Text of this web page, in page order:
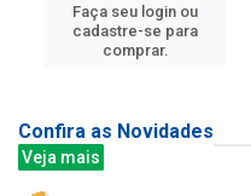
Faça seu login ou
cadastre-se para
comprar.
Confira as Novidades
Veja mais